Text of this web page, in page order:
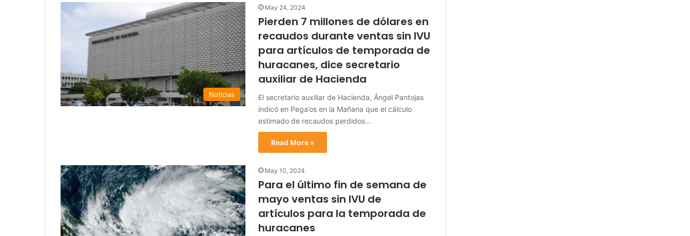
Noticias
May 24, 2024
Pierden 7 millones de dólares en
recaudos durante ventas sin IVU
para artículos de temporada de
huracanes, dice secretario
auxiliar de Hacienda
El secretario auxiliar de Hacienda, Ángel Pantojas
indicó en Pega’os en la Mañana que el cálculo
estimado de recaudos perdidos…
Read More »
May 10, 2024
Para el último fin de semana de
mayo ventas sin IVU de
artículos para la temporada de
huracanes